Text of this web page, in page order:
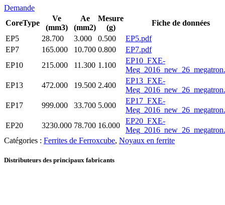
Demande
CoreType
Ve
(mm3)
Ae
(mm2)
Mesure
(g)
Fiche de données
EP5
28.700 3.000 0.500
EP5.pdf
EP7
165.000 10.700 0.800
EP7.pdf
EP10
215.000 11.300 1.100
EP10_FXE-
EP13
472.000 19.500 2.400
EP13_FXE-
EP17
999.000 33.700 5.000
EP17_FXE-
EP20
3230.000 78.700 16.000
EP20_FXE-
Catégories : Ferrites de Ferroxcube, Noyaux en ferrite
Distributeurs des principaux fabricants